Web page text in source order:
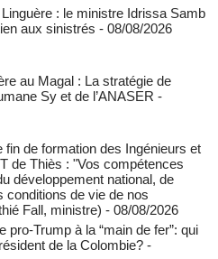
: le ministre Idrissa Samb
aux sinistrés - 08/08/2026
au Magal : La stratégie de
Sy et de l’ANASER -
fin de formation des Ingénieurs et
de Thiès : "Vos compétences
développement national, de
conditions de vie de nos
Fall, ministre) - 08/08/2026
pro-Trump à la “main de fer”: qui
de la Colombie? -